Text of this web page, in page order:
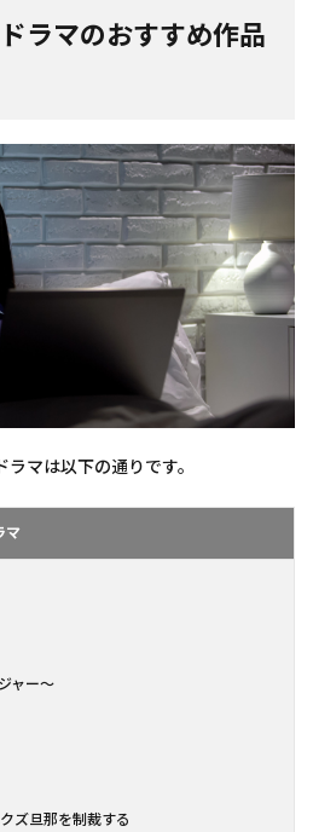
ラマのおすすめ作品
マは以下の通りです。
マ
ャー〜
ズ旦那を制裁する